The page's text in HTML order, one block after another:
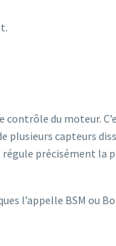
du moteur.
capteurs
précisément la
l’appelle BSM ou